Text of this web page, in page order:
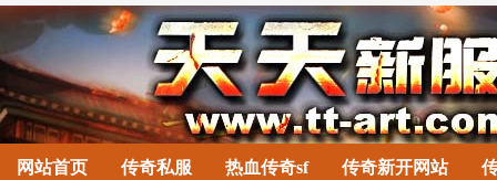
网站首页 传奇私服 热血传奇sf 传奇新开网站